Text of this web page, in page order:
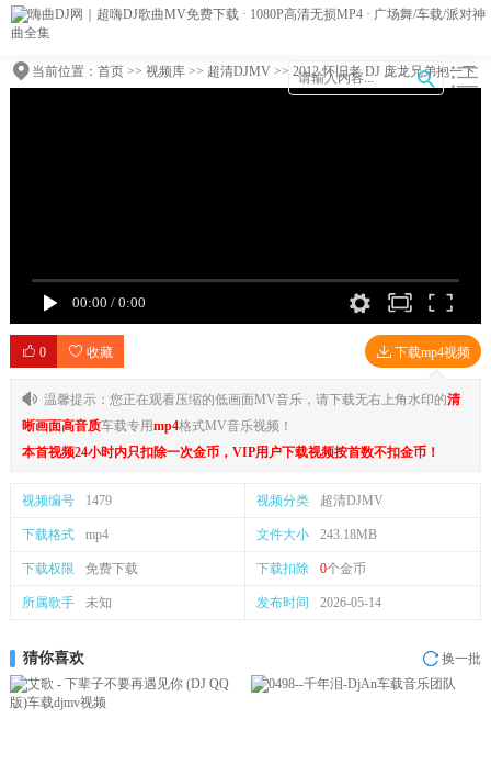
当前位置： 首页>> 视频库>> 超清DJMV>> 2012 怀旧老 DJ 庞龙兄弟抱一下
00:00 / 0:00
0 收藏 下载mp4视频
温馨提示：您正在观看压缩的低画面MV音乐，请下载无右上角水印的清
晰画面高音质车载专用mp4格式MV音乐视频！
本首视频24小时内只扣除一次金币，VIP用户下载视频按首数不扣金币！
视频编号 1479 视频分类 超清DJMV
下载格式 mp4 文件大小 243.18MB
下载权限 免费下载 下载扣除 0个金币
所属歌手 未知 发布时间 2026-05-14
猜你喜欢 换一批